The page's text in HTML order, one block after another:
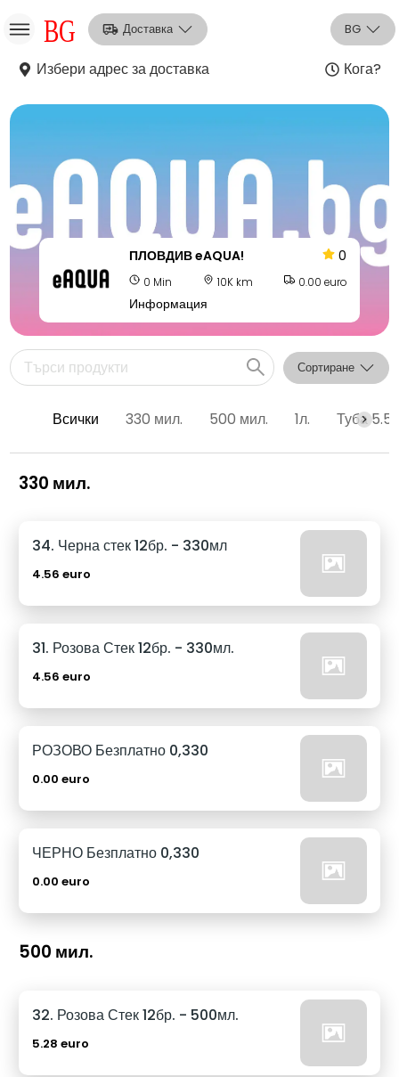
НО
Регистрация
Доставка BG
Избери адрес за доставка Кога?
ПЛОВДИВ eAQUA! 0
0 Min 10K km 0.00 euro
Информация
Сортиране
Всички 330 мил. 500 мил. 1л. Туба
330 мил.
34. Черна стек 12бр. - 330мл
4.56 euro
31. Розова Стек 12бр. - 330мл.
4.56 euro
РОЗОВО Безплатно 0,330
0.00 euro
ЧЕРНО Безплатно 0,330
0.00 euro
500 мил.
32. Розова Стек 12бр. - 500мл.
5.28 euro